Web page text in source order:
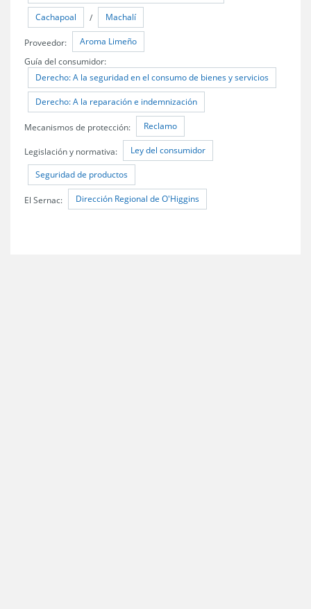
Cachapoal / Machalí
Proveedor: Aroma Limeño
Guía del consumidor:
Derecho: A la seguridad en el consumo de bienes y servicios
Derecho: A la reparación e indemnización
Mecanismos de protección: Reclamo
Legislación y normativa: Ley del consumidor
Seguridad de productos
El Sernac: Dirección Regional de O'Higgins